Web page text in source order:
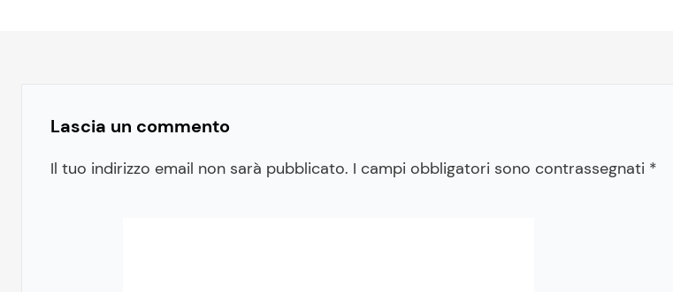
Lascia un commento
Il tuo indirizzo email non sarà pubblicato. I campi obbligatori sono contrassegnati *